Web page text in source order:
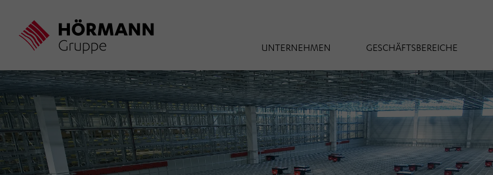
Inhalt
UNTERNEHMEN GESCHÄFTSBEREICHE